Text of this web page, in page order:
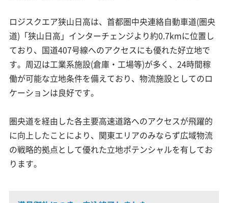
ロジスクエア狭山日高は、首都圏中央連絡自動車道(圏央
道)「狭山日高」インターチェンジより約0.7kmに位置し
ており、国道407号線へのアクセスにも優れた好立地で
す。周辺は工業系施設(倉庫・工場等)が多く、24時間稼
働が可能な立地条件を備えており、物流施設としてのロ
ケーションは良好です。
圏央道を経由した各主要高速道路へのアクセスが飛躍的
に向上したことにより、関東エリアのみならず広域物流
の戦略的拠点として優れた立地ポテンシャルを有してお
ります。